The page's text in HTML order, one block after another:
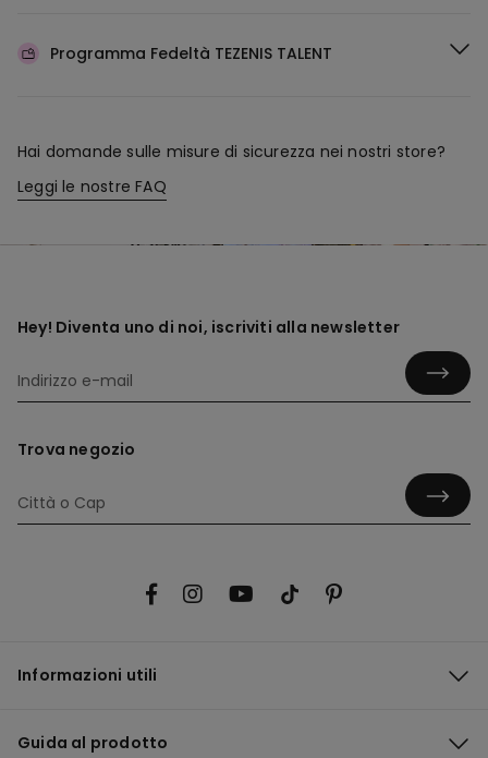
Programma Fedeltà TEZENIS TALENT
Hai domande sulle misure di sicurezza nei nostri store?
Leggi le nostre FAQ
Hey! Diventa uno di noi, iscriviti alla newsletter
Trova negozio
Informazioni utili
Guida al prodotto